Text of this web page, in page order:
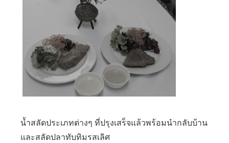
น้ำสลัดประเภทต่างๆ ที่ปรุงเสร็จแล้วพร้อมนำกลับบ้าน
และสลัดปลาทับทิมรสเลิศ